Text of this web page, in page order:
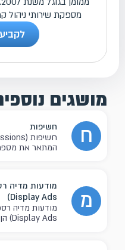
מספקת שירותי ניהול
מושגים
ח
חשיפות
המתאר את
מ
Display Ads)
Display Ads) הן פורמט שבו אתם מספקים...